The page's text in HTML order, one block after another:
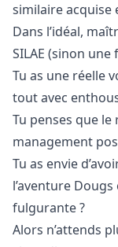
similaire acquise
Dans l’idéal,
SILAE (sinon
Tu as une réelle
tout avec
Tu penses que le
management
Tu as envie
l’aventure
fulgurante ?
Alors n’attends